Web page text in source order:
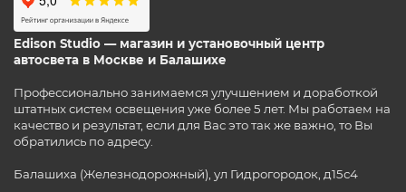
Edison Studio — магазин и установочный центр
автосвета в Москве и Балашихе
Профессионально занимаемся улучшением и доработкой
штатных систем освещения уже более 5 лет. Мы работаем на
качество и результат, если для Вас это так же важно, то Вы
обратились по адресу.
Балашиха (Железнодорожный), ул Гидрогородок, д15с4